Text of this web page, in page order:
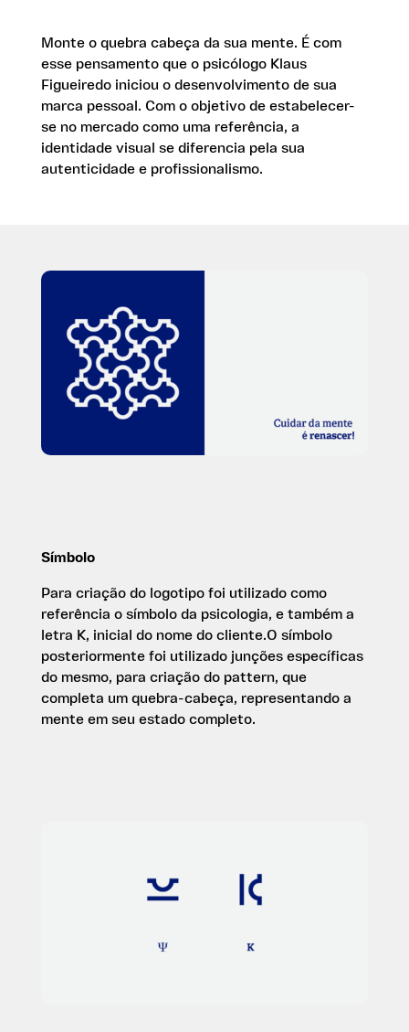
Monte o quebra cabeça da sua mente. É com
esse pensamento que o psicólogo Klaus
Figueiredo iniciou o desenvolvimento de sua
marca pessoal. Com o objetivo de estabelecer-
se no mercado como uma referência, a
identidade visual se diferencia pela sua
autenticidade e profissionalismo.
Símbolo
Para criação do logotipo foi utilizado como
referência o símbolo da psicologia, e também a
letra K, inicial do nome do cliente.O símbolo
posteriormente foi utilizado junções específicas
do mesmo, para criação do pattern, que
completa um quebra-cabeça, representando a
mente em seu estado completo.